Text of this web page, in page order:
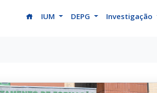
(current)
IUM DEPG Investigação